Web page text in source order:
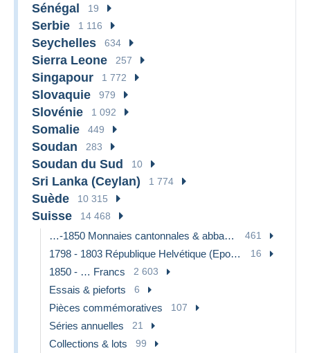
Sénégal 19
Serbie 1 116
Seychelles 634
Sierra Leone 257
Singapour 1 772
Slovaquie 979
Slovénie 1 092
Somalie 449
Soudan 283
Soudan du Sud 10
Sri Lanka (Ceylan) 1 774
Suède 10 315
Suisse 14 468
…-1850 Monnaies cantonnales & abbatiales 461
1798 - 1803 République Helvétique (Epoque napoléonienne) 16
1850 - … Francs 2 603
Essais & pieforts 6
Pièces commémoratives 107
Séries annuelles 21
Collections & lots 99